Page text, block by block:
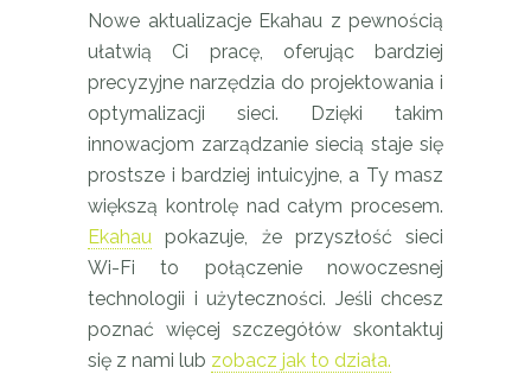
Nowe aktualizacje Ekahau z pewnością
ułatwią Ci pracę, oferując bardziej
precyzyjne narzędzia do projektowania i
optymalizacji sieci. Dzięki takim
innowacjom zarządzanie siecią staje się
prostsze i bardziej intuicyjne, a Ty masz
większą kontrolę nad całym procesem.
Ekahau pokazuje, że przyszłość sieci
Wi-Fi to połączenie nowoczesnej
technologii i użyteczności. Jeśli chcesz
poznać więcej szczegółów skontaktuj
się z nami lub zobacz jak to działa.